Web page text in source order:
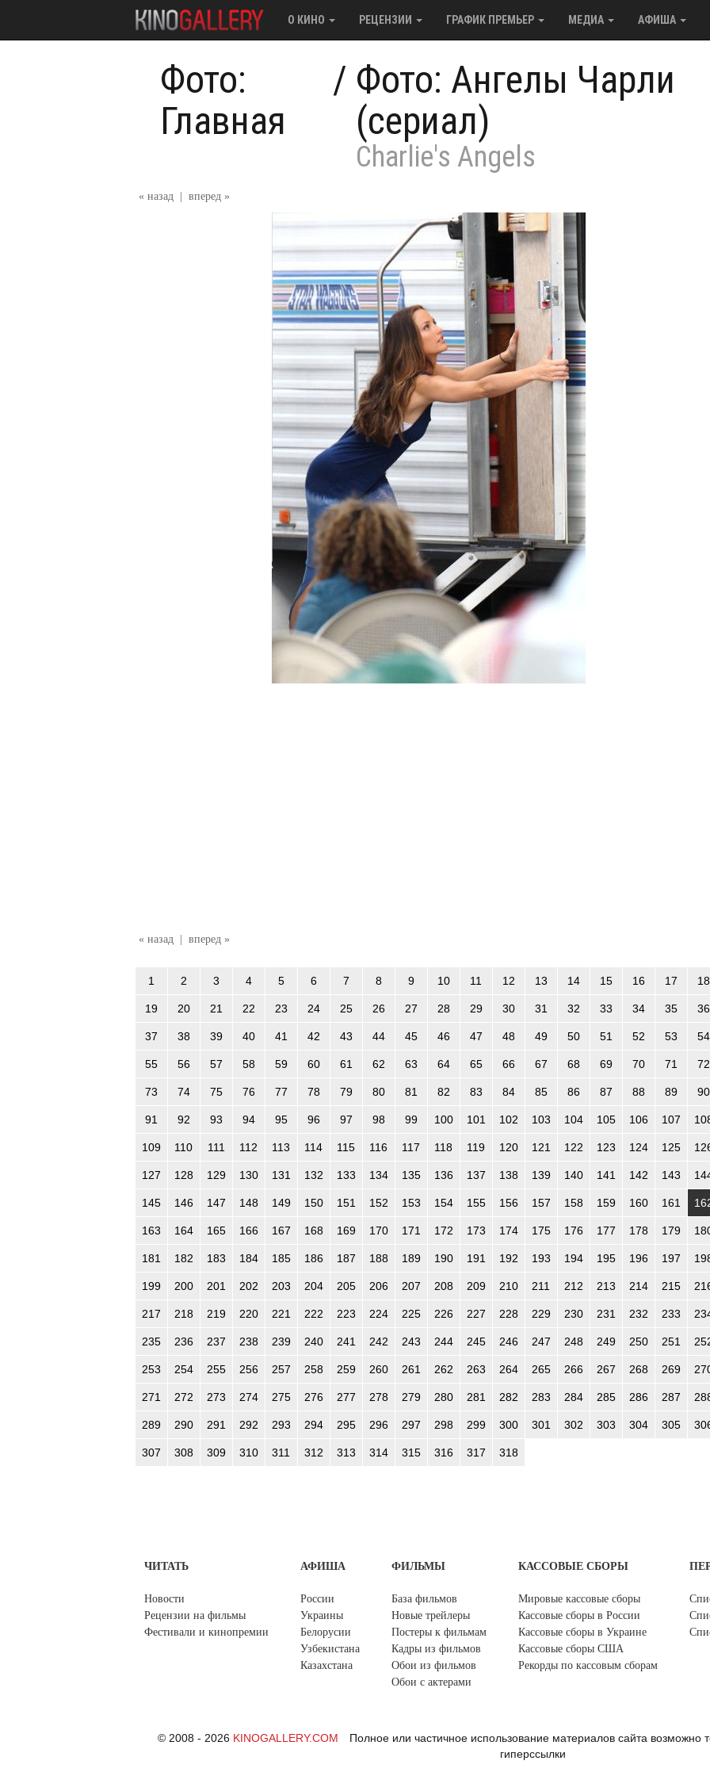
О КИНО РЕЦЕНЗИИ ГРАФИК ПРЕМЬЕР МЕДИА АФИША
Фото:
Главная
/ Фото: Ангелы Чарли
(сериал)
Charlie's Angels
« назад вперед »
« назад вперед »
1 2 3 4 5 6 7 8 9 10 11 12 13 14 15 16 17 18
19 20 21 22 23 24 25 26 27 28 29 30 31 32 33 34 35 36
37 38 39 40 41 42 43 44 45 46 47 48 49 50 51 52 53 54
55 56 57 58 59 60 61 62 63 64 65 66 67 68 69 70 71 72
73 74 75 76 77 78 79 80 81 82 83 84 85 86 87 88 89 90
91 92 93 94 95 96 97 98 99 100 101 102 103 104 105 106 107
109 110 111 112 113 114 115 116 117 118 119 120 121 122 123 124 125
127 128 129 130 131 132 133 134 135 136 137 138 139 140 141 142 143
145 146 147 148 149 150 151 152 153 154 155 156 157 158 159 160 161
163 164 165 166 167 168 169 170 171 172 173 174 175 176 177 178 179
181 182 183 184 185 186 187 188 189 190 191 192 193 194 195 196 197
199 200 201 202 203 204 205 206 207 208 209 210 211 212 213 214 215
217 218 219 220 221 222 223 224 225 226 227 228 229 230 231 232 233
235 236 237 238 239 240 241 242 243 244 245 246 247 248 249 250 251
253 254 255 256 257 258 259 260 261 262 263 264 265 266 267 268 269
271 272 273 274 275 276 277 278 279 280 281 282 283 284 285 286 287
289 290 291 292 293 294 295 296 297 298 299 300 301 302 303 304 305
307 308 309 310 311 312 313 314 315 316 317 318
ЧИТАТЬ
Новости
Рецензии на фильмы
Фестивали и кинопремии
АФИША
России
Украины
Белорусии
Узбекистана
Казахстана
ФИЛЬМЫ
База фильмов
Новые трейлеры
Постеры к фильмам
Кадры из фильмов
Обои из фильмов
Обои с актерами
КАССОВЫЕ СБОРЫ
Мировые кассовые сборы
Кассовые сборы в России
Кассовые сборы в Украине
Кассовые сборы США
Рекорды по кассовым сборам
© 2008 - 2026 KINOGALLERY.COM
Полное или частичное использование материалов сайта возможно
гиперссылки